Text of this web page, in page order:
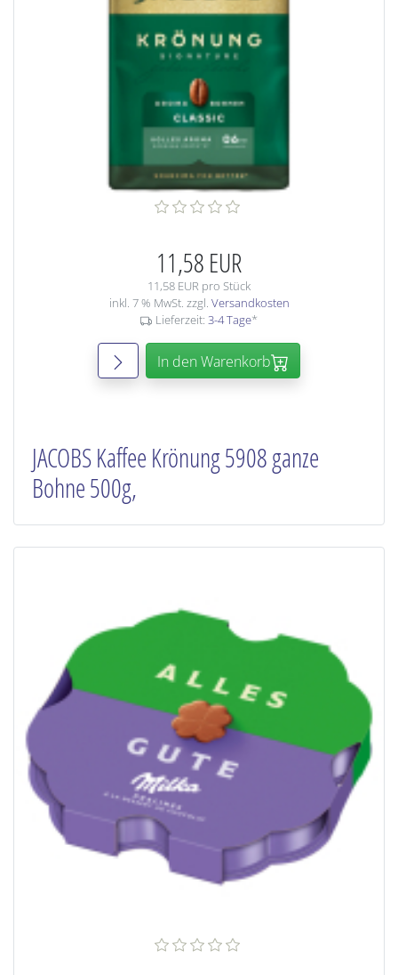
11,58 EUR
11,58 EUR pro Stück
inkl. 7 % MwSt. zzgl. Versandkosten
Lieferzeit: 3-4 Tage*
In den Warenkorb
JACOBS Kaffee Krönung 5908 ganze
Bohne 500g,